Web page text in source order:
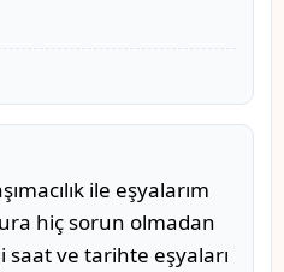
ile eşyalarım
hiç sorun olmadan
saat ve tarihte eşyaları